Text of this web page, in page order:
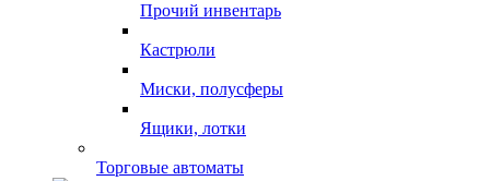
Прочий инвентарь
Кастрюли
Миски, полусферы
Ящики, лотки
Торговые автоматы